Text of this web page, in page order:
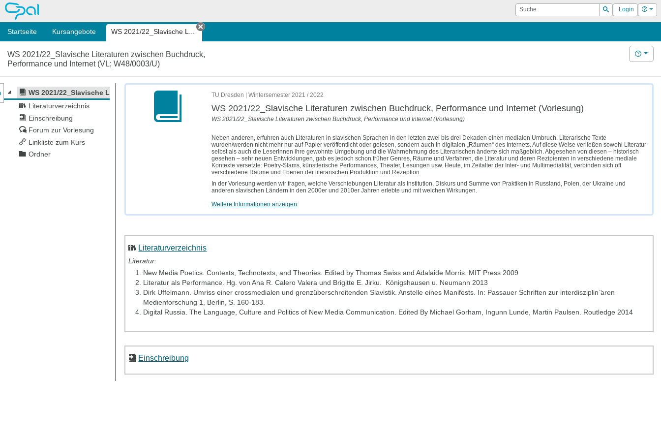
OPAL Suche
Suchen
Login Hilfe
Startseite Kursangebote WS 2021/22_Slavische L...
Tab schließen
WS 2021/22_Slavische Literaturen zwischen Buchdruck,
Performance und Internet (VL; W48/0003/U)
Hilfe
WS 2021/22_Slavische Literaturen zwischen Buchdruck, Performance und Internet (Vorlesung)
Literaturverzeichnis
Einschreibung
Forum zur Vorlesung
Linkliste zum Kurs
Ordner
des Kursmenüs
TU Dresden | Wintersemester 2021 / 2022
WS 2021/22_Slavische Literaturen zwischen Buchdruck, Performance und Internet (Vorlesung)
WS 2021/22_Slavische Literaturen zwischen Buchdruck, Performance und Internet (Vorlesung)
Neben anderen, erfuhren auch Literaturen in slavischen Sprachen in den letzten zwei bis drei Dekaden einen medialen Umbruch. Literarische Texte
wurden/werden nicht mehr nur auf Papier veröffentlicht oder gelesen, sondern auch in digitalen „Räumen“ des Internets. Auf diese Weise verließen sowohl Literatur
selbst als auch die LeserInnen ihre gewohnte Umgebung und die Wahrnehmung des Literarischen änderte sich maßgeblich. Abgesehen von diesen – historisch
gesehen – sehr neuen Entwicklungen, gab es jedoch schon früher Genres, Räume und Verfahren, die Literatur und deren Rezipienten in verschiedene mediale
Kontexte versetzte: Poetry-Slams, künstlerische Performances, Theater, Lesungen usw. Heute, im Zeitalter der Inter- und Multimedialität, verbinden sich oft
verschiedene Räume und Ebenen der literarischen Produktion und Rezeption.
In der Vorlesung werden wir fragen, welche Verschiebungen Literatur als Institution, Diskurs und Summe von Praktiken in Russland, Polen, der Ukraine und
anderen slavischen Ländern in den 2000er und 2010er Jahren erlebte und mit welchen Wirkungen.
Weitere Informationen anzeigen
Literaturverzeichnis
Literatur:
New Media Poetics. Contexts, Technotexts, and Theories.‎ Edited by Thomas Swiss and Adalaide Morris. MIT Press 2009
Literatur als Performance. Hg. von Ana R. Calero Valera und Brigitte E. Jirku. ‎ Königshausen u. Neumann 2013
Dirk Uffelmann. Umriss einer crossmedialen und grenzüberschreitenden Slavistik. Anstelle eines Manifests. In: Passauer Schriften zur interdisziplin ̈aren
Medienforschung 1, Berlin, S. 160-183.
Digital Russia. The Language, Culture and Politics of New Media Communication. Edited By Michael Gorham, Ingunn Lunde, Martin Paulsen. Routledge 2014
Einschreibung